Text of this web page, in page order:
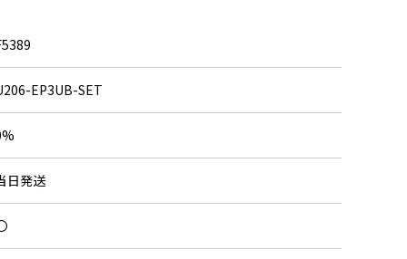
い。
EP3UB-SET
日発送